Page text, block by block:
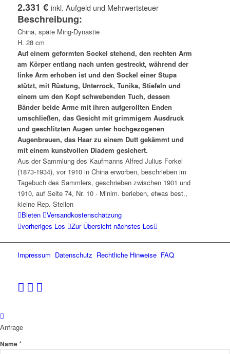
2.331 € inkl. Aufgeld und Mehrwertsteuer
Beschreibung:
China, späte Ming-Dynastie
H. 28 cm
Auf einem geformten Sockel stehend, den rechten Arm
am Körper entlang nach unten gestreckt, während der
linke Arm erhoben ist und den Sockel einer Stupa
stützt, mit Rüstung, Unterrock, Tunika, Stiefeln und
einem um den Kopf schwebenden Tuch, dessen
Bänder beide Arme mit ihren aufgerollten Enden
umschließen, das Gesicht mit grimmigem Ausdruck
und geschlitzten Augen unter hochgezogenen
Augenbrauen, das Haar zu einem Dutt gekämmt und
mit einem kunstvollen Diadem gesichert.
Aus der Sammlung des Kaufmanns Alfred Julius Forkel
(1873-1934), vor 1910 in China erworben, beschrieben im
Tagebuch des Sammlers, geschrieben zwischen 1901 und
1910, auf Seite 74, Nr. 10 - Minim. berieben, etwas best.,
kleine Rep.-Stellen
Bieten
Versandkostenschätzung
vorheriges Los
Zur Übersicht nächstes Los
Impressum Datenschutz Rechtliche Hinweise FAQ
Anfrage
Name*